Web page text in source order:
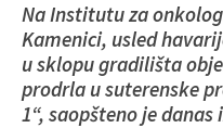
Na Institutu za
Kamenici, usled
u sklopu gradilišta
prodrla u suterenske
1“, saopšteno je